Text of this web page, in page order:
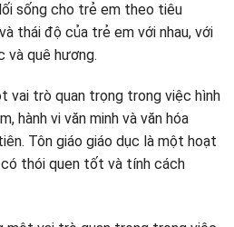
sống cho trẻ em theo tiêu
thái độ của trẻ em với nhau, với
và quê hương.
vai trò quan trọng trong việc hình
hành vi văn minh và văn hóa
Tôn giáo giáo dục là một hoạt
thói quen tốt và tính cách